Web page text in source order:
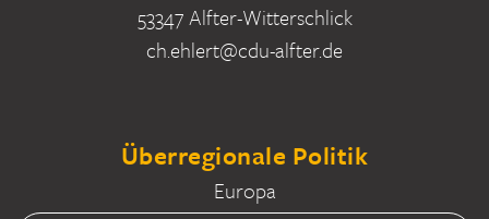
53347 Alfter-Witterschlick
ch.ehlert@cdu-alfter.de
Überregionale Politik
Europa